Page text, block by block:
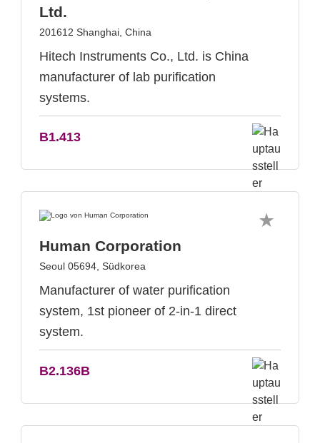
Ltd.
201612 Shanghai, China
Hitech Instruments Co., Ltd. is China
manufacturer of lab purification
systems.
B1.413
Human Corporation
Seoul 05694, Südkorea
Manufacturer of water purification
system, 1st pioneer of 2-in-1 direct
system.
B2.136B